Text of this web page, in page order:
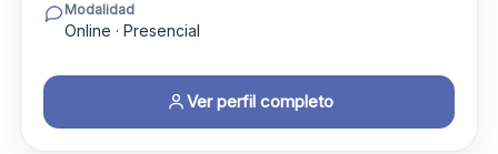
Modalidad
Online · Presencial
Ver perfil completo